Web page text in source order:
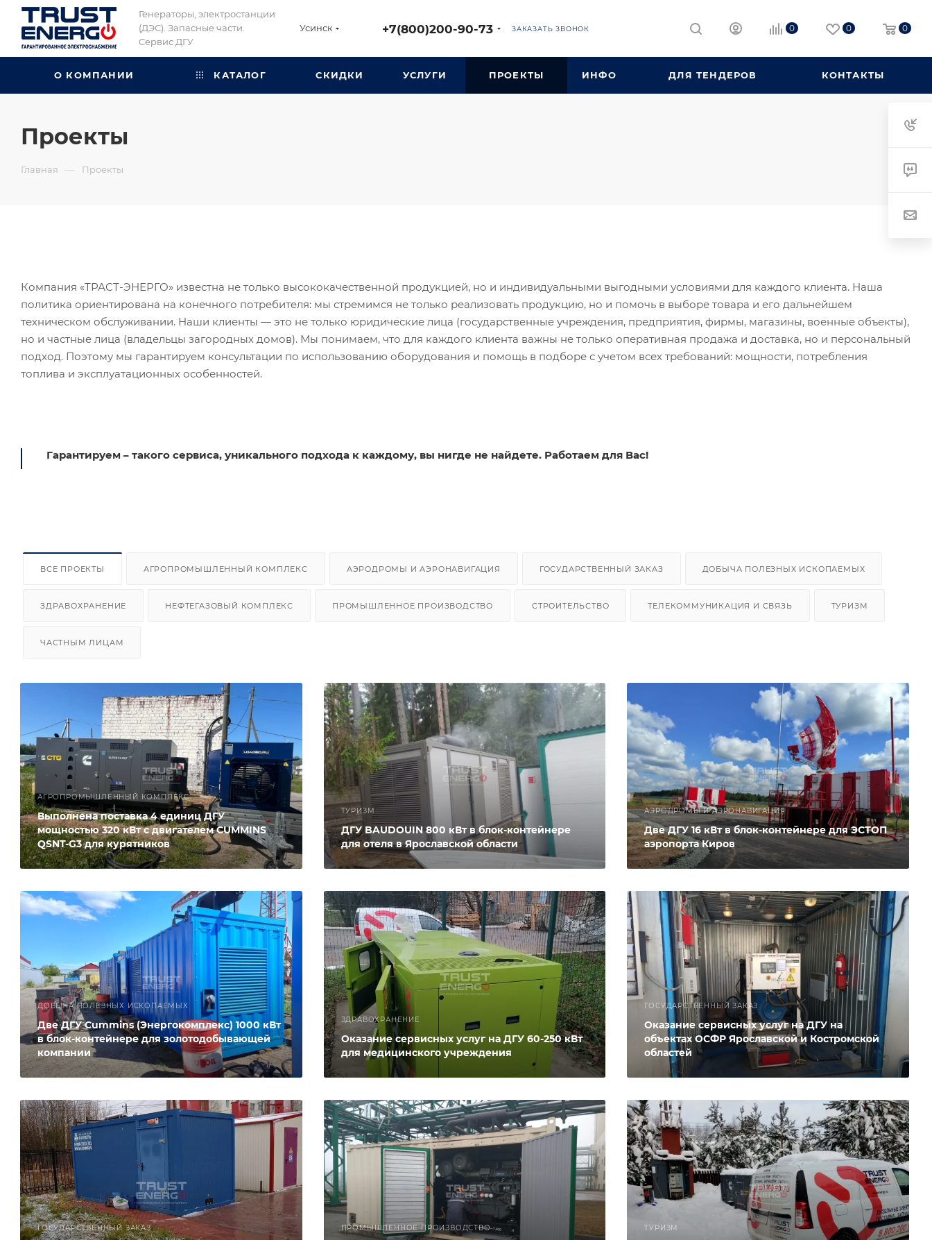
Генераторы, электростанции
(ДЭС). Запасные части.
Сервис ДГУ
Усинск +7(800)200-90-73 ЗАКАЗАТЬ ЗВОНОК 0 0 0
О КОМПАНИИ КАТАЛОГ СКИДКИ УСЛУГИ ПРОЕКТЫ ИНФО ДЛЯ ТЕНДЕРОВ КОНТАКТЫ
Проекты
Главная — Проекты
Компания «ТРАСТ-ЭНЕРГО» известна не только высококачественной продукцией, но и индивидуальными выгодными условиями для каждого клиента. Наша
политика ориентирована на конечного потребителя: мы стремимся не только реализовать продукцию, но и помочь в выборе товара и его дальнейшем
техническом обслуживании. Наши клиенты — это не только юридические лица (государственные учреждения, предприятия, фирмы, магазины, военные объекты),
но и частные лица (владельцы загородных домов). Мы понимаем, что для каждого клиента важны не только оперативная продажа и доставка, но и персональный
подход. Поэтому мы гарантируем консультации по использованию оборудования и помощь в подборе с учетом всех требований: мощности, потребления
топлива и эксплуатационных особенностей.
Гарантируем – такого сервиса, уникального подхода к каждому, вы нигде не найдете. Работаем для Вас!
ВСЕ ПРОЕКТЫ АГРОПРОМЫШЛЕННЫЙ КОМПЛЕКС АЭРОДРОМЫ И АЭРОНАВИГАЦИЯ ГОСУДАРСТВЕННЫЙ ЗАКАЗ ДОБЫЧА ПОЛЕЗНЫХ ИСКОПАЕМЫХ
ЗДРАВОХРАНЕНИЕ НЕФТЕГАЗОВЫЙ КОМПЛЕКС ПРОМЫШЛЕННОЕ ПРОИЗВОДСТВО СТРОИТЕЛЬСТВО ТЕЛЕКОММУНИКАЦИЯ И СВЯЗЬ ТУРИЗМ
ЧАСТНЫМ ЛИЦАМ
АГРОПРОМЫШЛЕННЫЙ КОМПЛЕКС
Выполнена поставка 4 единиц ДГУ
мощностью 320 кВт с двигателем CUMMINS
QSNT-G3 для курятников
ТУРИЗМ
ДГУ BAUDOUIN 800 кВт в блок-контейнере
для отеля в Ярославской области
АЭРОДРОМЫ И АЭРОНАВИГАЦИЯ
Две ДГУ 16 кВт в блок-контейнере для ЭСТОП
аэропорта Киров
ДОБЫЧА ПОЛЕЗНЫХ ИСКОПАЕМЫХ
Две ДГУ Cummins (Энергокомплекс) 1000 кВт
в блок-контейнере для золотодобывающей
компании
ЗДРАВОХРАНЕНИЕ
Оказание сервисных услуг на ДГУ 60-250 кВт
для медицинского учреждения
ГОСУДАРСТВЕННЫЙ ЗАКАЗ
Оказание сервисных услуг на ДГУ на
объектах ОСФР Ярославской и Костромской
областей
ГОСУДАРСТВЕННЫЙ ЗАКАЗ ПРОМЫШЛЕННОЕ ПРОИЗВОДСТВО ТУРИЗМ